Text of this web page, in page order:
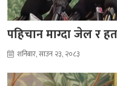
पहिचान माग्दा जेल र
शनिबार, साउन २३, २०८३